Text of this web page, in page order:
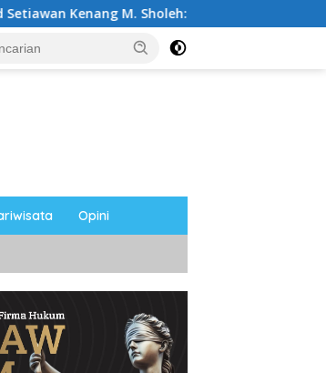
M. Sholeh: Pejuang Keadilan “No Viral No
Opini